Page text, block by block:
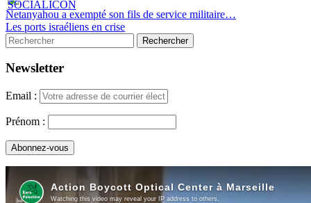
Netanyahou a exempté son fils de service militaire…
Les ports israéliens en crise
Newsletter
Email :
Prénom :